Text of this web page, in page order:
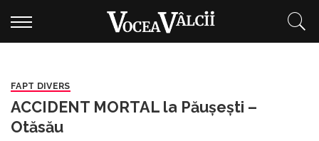
FAPT DIVERS
ACCIDENT MORTAL la Păuşeşti –
Otăsău